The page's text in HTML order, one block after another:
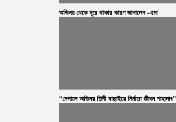
অভিনয় থেকে দূরে থাকার কারণ জানালেন -এমা
“নেপালে অভিনয় শিল্পী বাছাইয়ে নির্মাতা জীবন শাহাদাৎ”